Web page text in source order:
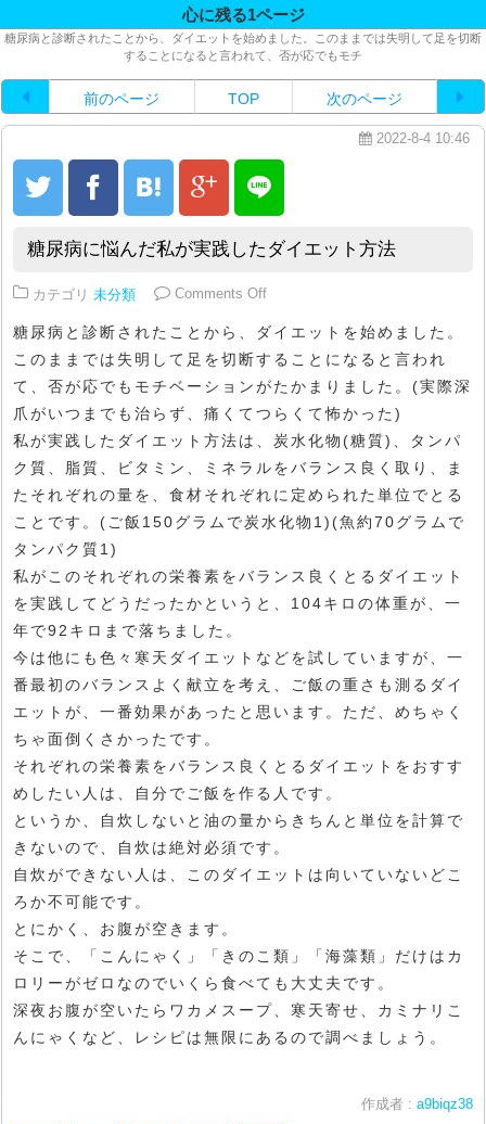
心に残る1ページ
糖尿病と診断されたことから、ダイエットを始めました。このままでは失明して足を切断
することになると言われて、否が応でもモチ
前のページ TOP 次のページ
2022-8-4 10:46
糖尿病に悩んだ私が実践したダイエット方法
カテゴリ 未分類 Comments Offon 糖尿病に悩んだ私が実践した
糖尿病と診断されたことから、ダイエットを始めました。
このままでは失明して足を切断することになると言われ
て、否が応でもモチベーションがたかまりました。(実際深
爪がいつまでも治らず、痛くてつらくて怖かった)
私が実践したダイエット方法は、炭水化物(糖質)、タンパ
ク質、脂質、ビタミン、ミネラルをバランス良く取り、ま
たそれぞれの量を、食材それぞれに定められた単位でとる
ことです。(ご飯150グラムで炭水化物1)(魚約70グラムで
タンパク質1)
私がこのそれぞれの栄養素をバランス良くとるダイエット
を実践してどうだったかというと、104キロの体重が、一
年で92キロまで落ちました。
今は他にも色々寒天ダイエットなどを試していますが、一
番最初のバランスよく献立を考え、ご飯の重さも測るダイ
エットが、一番効果があったと思います。ただ、めちゃく
ちゃ面倒くさかったです。
それぞれの栄養素をバランス良くとるダイエットをおすす
めしたい人は、自分でご飯を作る人です。
というか、自炊しないと油の量からきちんと単位を計算で
きないので、自炊は絶対必須です。
自炊ができない人は、このダイエットは向いていないどこ
ろか不可能です。
とにかく、お腹が空きます。
そこで、「こんにゃく」「きのこ類」「海藻類」だけはカ
ロリーがゼロなのでいくら食べても大丈夫です。
深夜お腹が空いたらワカメスープ、寒天寄せ、カミナリこ
んにゃくなど、レシピは無限にあるので調べましょう。
作成者 : a9biqz38